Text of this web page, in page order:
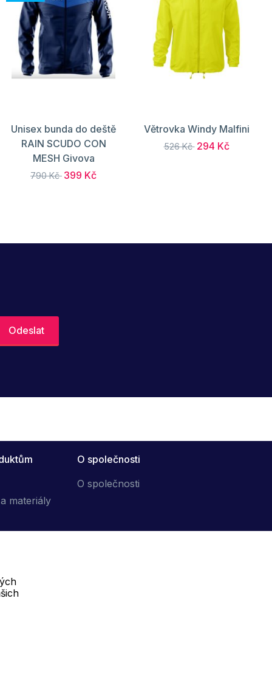
Unisex bunda do deště
RAIN SCUDO CON
MESH Givova
790 Kč 399 Kč
Větrovka Windy Malfini
526 Kč 294 Kč
materiály
O společnosti
O společnosti